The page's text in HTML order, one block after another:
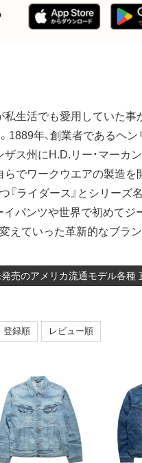
私生活でも愛用していた
1889年、創業者であるヘ
ザス州にH.D.リー・マーカ
らでワークウエアの製造を
『ライダース』とシリーズ
イパンツや世界で初めて
えていった革新的なブラン
売のアメリカ流通モデル各種
登録順 レビュー順